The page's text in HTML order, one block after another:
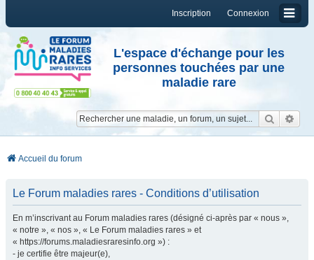
Connexion
Inscription
L'espace d'échange pour les
personnes touchées par une
maladie rare
Accueil du forum
Le Forum maladies rares - Conditions d’utilisation
En m’inscrivant au Forum maladies rares (désigné ci-après par « nous »,
« notre », « nos », « Le Forum maladies rares » et
« https://forums.maladiesraresinfo.org ») :
- je certifie être majeur(e),